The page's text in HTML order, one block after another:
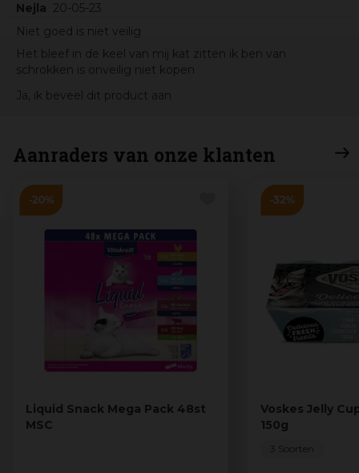
Nejla 20-05-23
Niet goed is niet veilig
Het bleef in de keel van mij kat zitten ik ben van
schrokken is onveilig niet kopen
Ja, ik beveel dit product aan
Aanraders van onze klanten
Liquid Snack Mega Pack 48st
MSC
Voskes Jelly
150g
3 Soorten